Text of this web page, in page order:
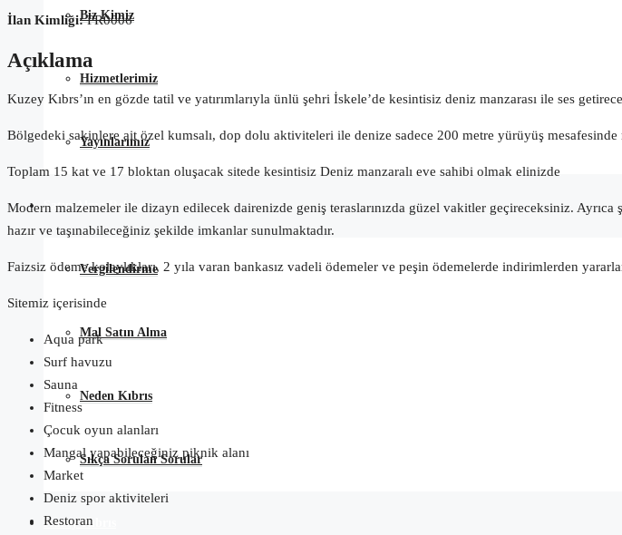
Biz Kimiz
Hizmetlerimiz
Yayınlarımız
Satın Alma Rehberi
Vergilendirme
Mal Satın Alma
Neden Kıbrıs
Sıkça Sorulan Sorular
Kuzey Kıbrıs
İlan Kimliği:PR0006
Açıklama
Kuzey Kıbrs’ın en gözde tatil ve yatırımlarıyla ünlü şehri İskele’de kesintisiz deniz manzarası ile ses
Bölgedeki sakinlere ait özel kumsalı, dop dolu aktiviteleri ile denize sadece 200 metre yürüyüş mesafesinde
Toplam 15 kat ve 17 bloktan oluşacak sitede kesintisiz Deniz manzaralı eve sahibi olmak elinizde
Modern malzemeler ile dizayn edilecek dairenizde geniş teraslarınızda güzel vakitler geçireceksiniz.
hazır ve taşınabileceğiniz şekilde imkanlar sunulmaktadır.
Faizsiz ödeme kolaylıkları, 2 yıla varan bankasız vadeli ödemeler ve peşin ödemelerde indirimlerden
Sitemiz içerisinde
Aqua park
Surf havuzu
Sauna
Fitness
Çocuk oyun alanları
Mangal yapabileceğiniz piknik alanı
Market
Deniz spor aktiviteleri
Restoran